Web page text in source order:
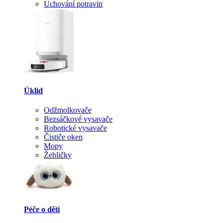
Uchování potravin
Úklid
Odžmolkovače
Bezsáčkové vysavače
Robotické vysavače
Čističe oken
Mopy
Žehličky
Péče o děti